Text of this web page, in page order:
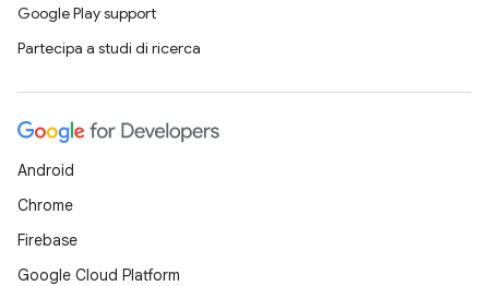
Google Play support
Partecipa a studi di ricerca
Android
Chrome
Firebase
Google Cloud Platform